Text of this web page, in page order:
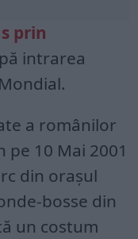
prin
intrarea
a românilor
pe 10 Mai 2001
din orașul
bosse din
un costum